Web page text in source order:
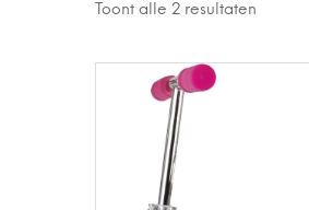
Toont alle 2 resultaten